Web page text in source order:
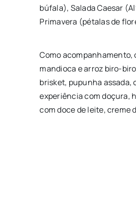
búfala), Salada Caesar
Primavera (pétalas de
Como acompanhamento,
mandioca e arroz biro-
brisket, pupunha assada,
experiência com doçura,
com doce de leite, creme